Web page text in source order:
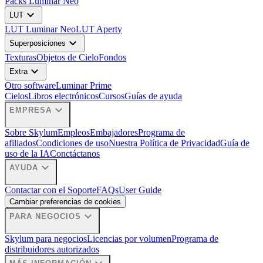
LUT expand_more
LUT Luminar NeoLUT Aperty
Superposiciones expand_more
TexturasObjetos de CieloFondos
Extraexpand_more
Otro softwareLuminar Prime
CielosLibros electrónicosCursosGuías de ayuda
EMPRESA expand_more
Sobre SkylumEmpleosEmbajadoresPrograma de
afiliadosCondiciones de usoNuestra Política de PrivacidadGuía de
uso de la IAConctáctanos
AYUDA expand_more
Contactar con el SoporteFAQsUser Guide
Cambiar preferencias de cookies
PARA NEGOCIOS expand_more
Skylum para negociosLicencias por volumenPrograma de
distribuidores autorizados